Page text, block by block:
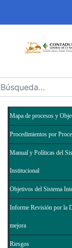
Saltar al
Abrir menú de
Mapa de procesos y
Procedimientos por
Manual y Políticas del
Institucional
Objetivos del Sistema
Informe Revisión por la
mejora
Riesgos